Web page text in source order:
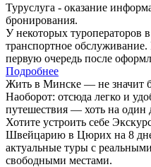
Туруслуга - оказание
бронирования.
У некоторых туроператоров
транспортное
первую очередь после
Подробнее
Жить в Минске — не значит
Наоборот: отсюда легко и
путешествия — хоть на один
Хотите устроить себе
Швейцарию в Цюрих на 8
актуальные туры с
свободными местами.